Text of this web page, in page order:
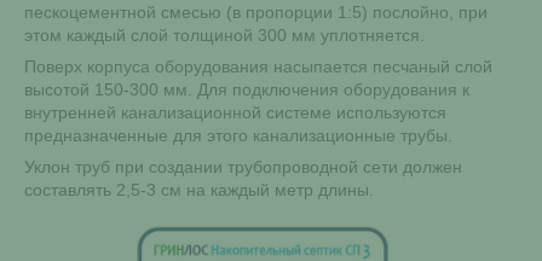
пескоцементной смесью (в пропорции 1:5) послойно, при
этом каждый слой толщиной 300 мм уплотняется.
Поверх корпуса оборудования насыпается песчаный слой
высотой 150-300 мм. Для подключения оборудования к
внутренней канализационной системе используются
предназначенные для этого канализационные трубы.
Уклон труб при создании трубопроводной сети должен
составлять 2,5-3 см на каждый метр длины.